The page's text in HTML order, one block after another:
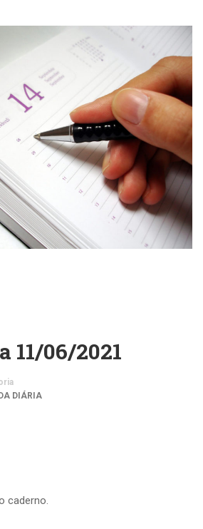
11/06/2021
DIÁRIA
caderno.